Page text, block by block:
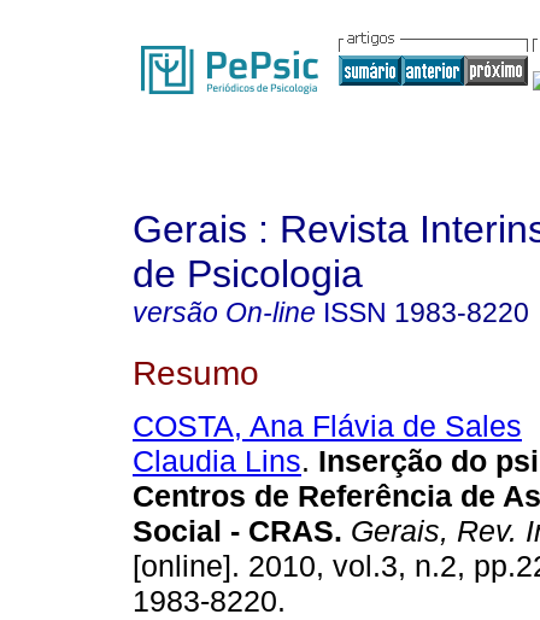
Gerais : Revista
de Psicologia
versão On-line ISSN 1983-8220
Resumo
COSTA, Ana Flávia de Sales
Claudia Lins. Inserção do
Centros de Referência de
Social - CRAS. Gerais, Rev.
[online]. 2010, vol.3, n.2,
1983-8220.